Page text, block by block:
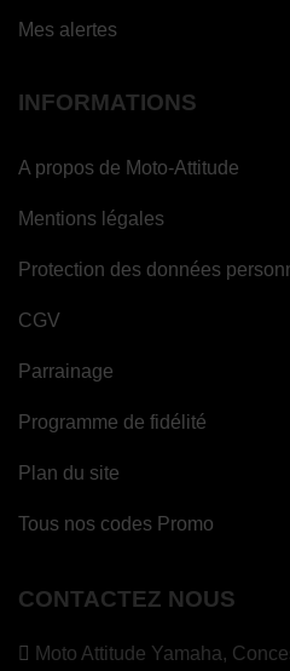
Mes alertes
INFORMATIONS
A propos de Moto-Attitude
Mentions légales
Protection des données
CGV
Parrainage
Programme de fidélité
Plan du site
Tous nos codes Promo
CONTACTEZ NOUS
Moto Attitude Yamaha,